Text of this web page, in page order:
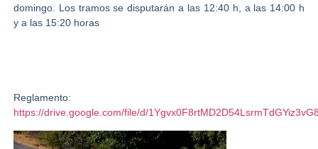
domingo. Los tramos se disputarán a las 12:40 h, a las 14:00 h
y a las 15:20 horas
Reglamento:
https://drive.google.com/file/d/